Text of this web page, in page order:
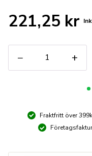
221,25 kr
−
200x300m
mängd
+
Fraktfritt över